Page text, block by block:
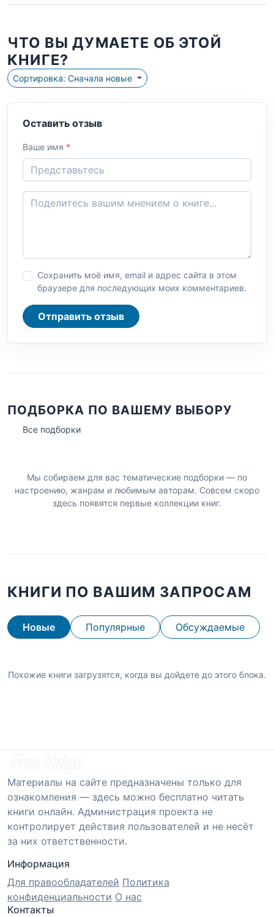
ЧТО ВЫ ДУМАЕТЕ ОБ ЭТОЙ
КНИГЕ?
Сортировка: Сначала новые
Оставить отзыв
Ваше имя *
Сохранить моё имя, email и адрес сайта в этом
браузере для последующих моих комментариев.
Отправить отзыв
ПОДБОРКА ПО ВАШЕМУ ВЫБОРУ
Все подборки
Мы собираем для вас тематические подборки — по
настроению, жанрам и любимым авторам. Совсем скоро
здесь появятся первые коллекции книг.
КНИГИ ПО ВАШИМ ЗАПРОСАМ
Новые Популярные Обсуждаемые
Похожие книги загрузятся, когда вы дойдете до этого блока.
Материалы на сайте предназначены только для
ознакомления — здесь можно бесплатно читать
книги онлайн. Администрация проекта не
контролирует действия пользователей и не несёт
за них ответственности.
Информация
Для правообладателей Политика
конфиденциальности О нас
Контакты